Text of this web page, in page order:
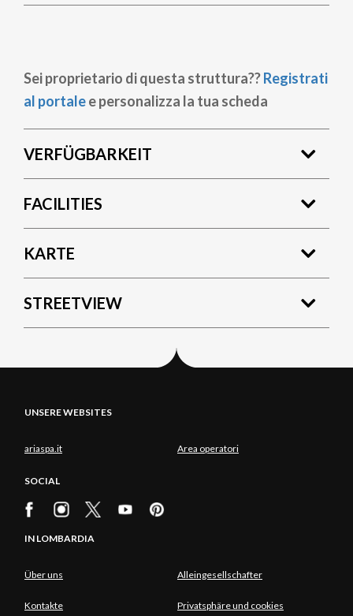
Sei proprietario di questa struttura??Registrati
al portalee personalizza la tua scheda
VERFÜGBARKEIT
FACILITIES
KARTE
STREETVIEW
UNSERE WEBSITES
ariaspa.it Area operatori
SOCIAL
IN LOMBARDIA
Über uns Alleingesellschafter
Kontakte Privatsphäre und cookies